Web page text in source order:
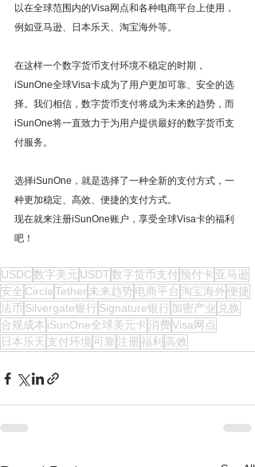
以在全球范围内的Visa网点和各种电商平台上使用，
例如亚马逊、日本乐天、淘宝海外等。
在这样一个数字货币支付环境不稳定的时期，
iSunOne全球Visa卡成为了用户更加可靠、安全的选
择。我们相信，数字货币支付将成为未来的趋势，而
iSunOne将一直致力于为用户提供最好的数字货币支
付服务。
选择iSunOne，就是选择了一种全新的支付方式，一
种更加稳定、高效、便捷的支付方式。
现在就来注册iSunOne账户，享受全球Visa卡的福利
吧！
USDC 数字美元 USDT 数字货币支付预付卡 亚马逊
安全 CircleTether 未来趋势 电商平台 淘宝海外便捷
法币 Silvergate银行 Signature银行 加密产业 兑换
合规成本 iSunOne全球美元卡 消费Visa网点
日本乐天 支付环境可靠 注册 福利 高效